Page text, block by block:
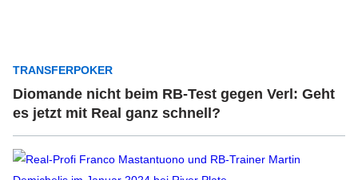
TRANSFERPOKER
Diomande nicht beim RB-Test gegen Verl: Geht
es jetzt mit Real ganz schnell?